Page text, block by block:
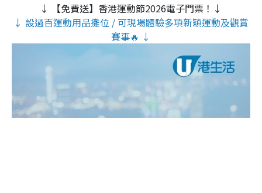
↓ 【免費送】香港運動節2026電子門票！↓
↓ 設過百運動用品攤位 / 可現場體驗多項新穎運動及觀賞
賽事🔥 ↓